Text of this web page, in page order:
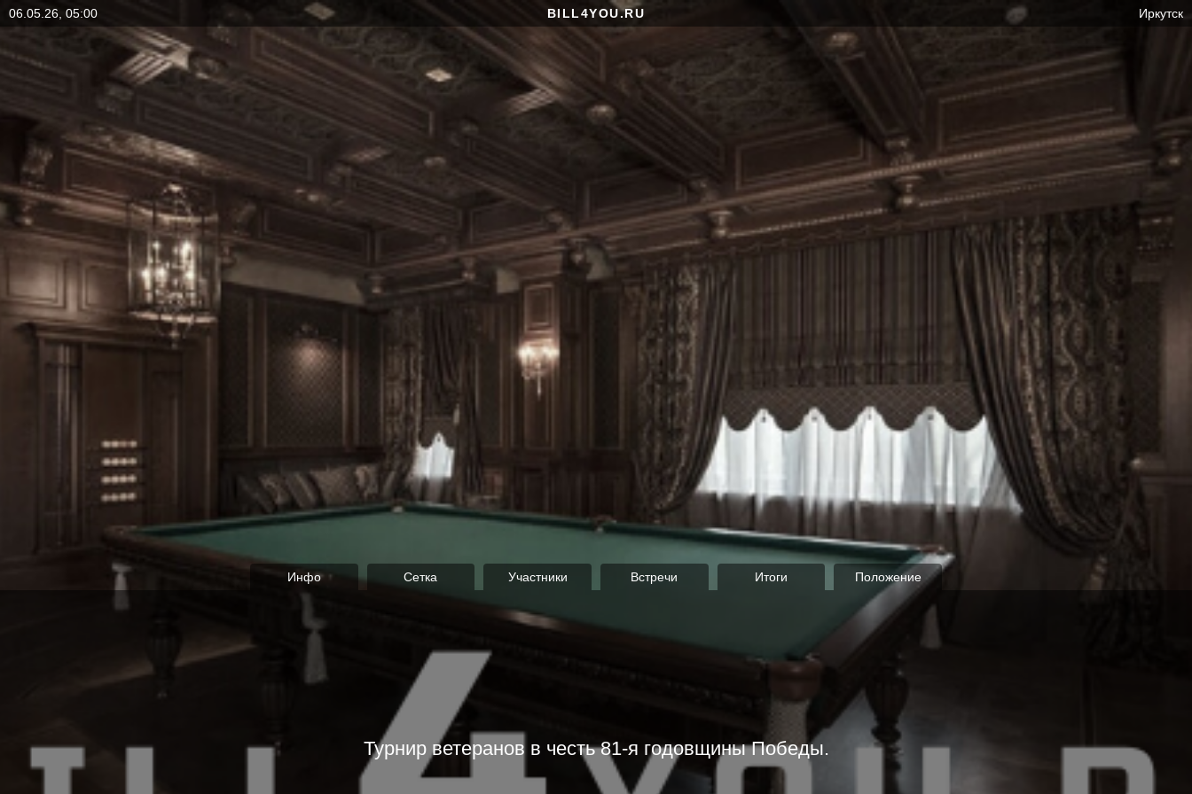
06.05.26, 05:00 BILL4YOU.RU Иркутск
Инфо Сетка Участники Встречи Итоги Положение
Турнир ветеранов в честь 81-я годовщины Победы.